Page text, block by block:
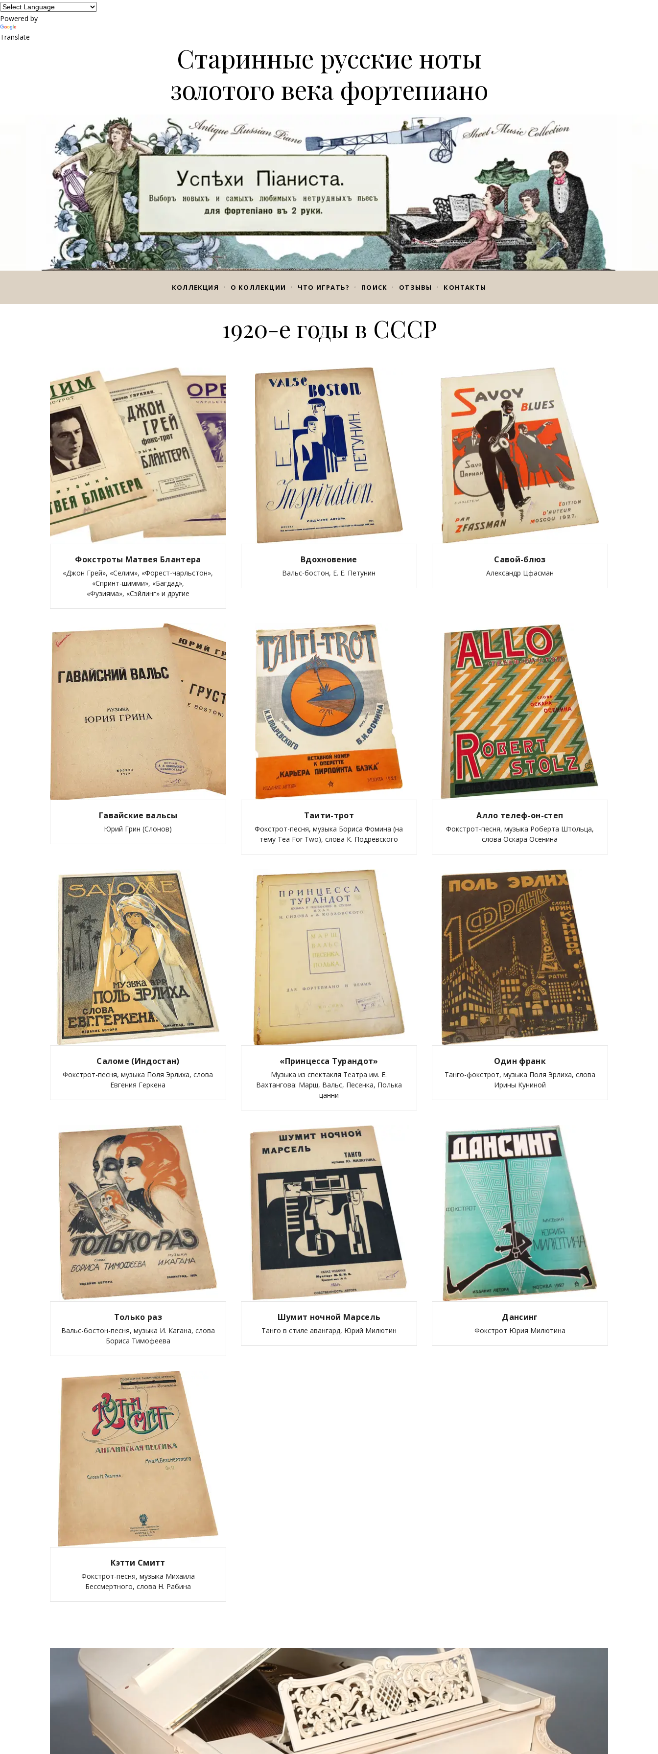
Powered by
Translate
Старинные русские ноты
золотого века фортепиано
КОЛЛЕКЦИЯ О КОЛЛЕКЦИИ ЧТО ИГРАТЬ? ПОИСК ОТЗЫВЫ КОНТАКТЫ
1920-е годы в СССР
Фокстроты Матвея Блантера
«Джон Грей», «Селим», «Форест-чарльстон»,
«Спринт-шимми», «Багдад»,
«Фузияма», «Сэйлинг» и другие
Вдохновение
Вальс-бостон, Е. Е. Петунин
Савой-блюз
Александр Цфасман
Гавайские вальсы
Юрий Грин (Слонов)
Таити-трот
Фокстрот-песня, музыка Бориса Фомина (на
тему Tea For Two), слова К. Подревского
Алло телеф-он-степ
Фокстрот-песня, музыка Роберта Штольца,
слова Оскара Осенина
Саломе (Индостан)
Фокстрот-песня, музыка Поля Эрлиха, слова
Евгения Геркена
«Принцесса Турандот»
Музыка из спектакля Театра им. Е.
Вахтангова: Марш, Вальс, Песенка, Полька
цанни
Один франк
Танго-фокстрот, музыка Поля Эрлиха, слова
Ирины Куниной
Только раз
Вальс-бостон-песня, музыка И. Кагана, слова
Бориса Тимофеева
Шумит ночной Марсель
Танго в стиле авангард, Юрий Милютин
Дансинг
Фокстрот Юрия Милютина
Кэтти Смитт
Фокстрот-песня, музыка Михаила
Бессмертного, слова Н. Рабина